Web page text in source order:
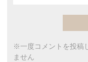
※一度コメントを投稿
ません